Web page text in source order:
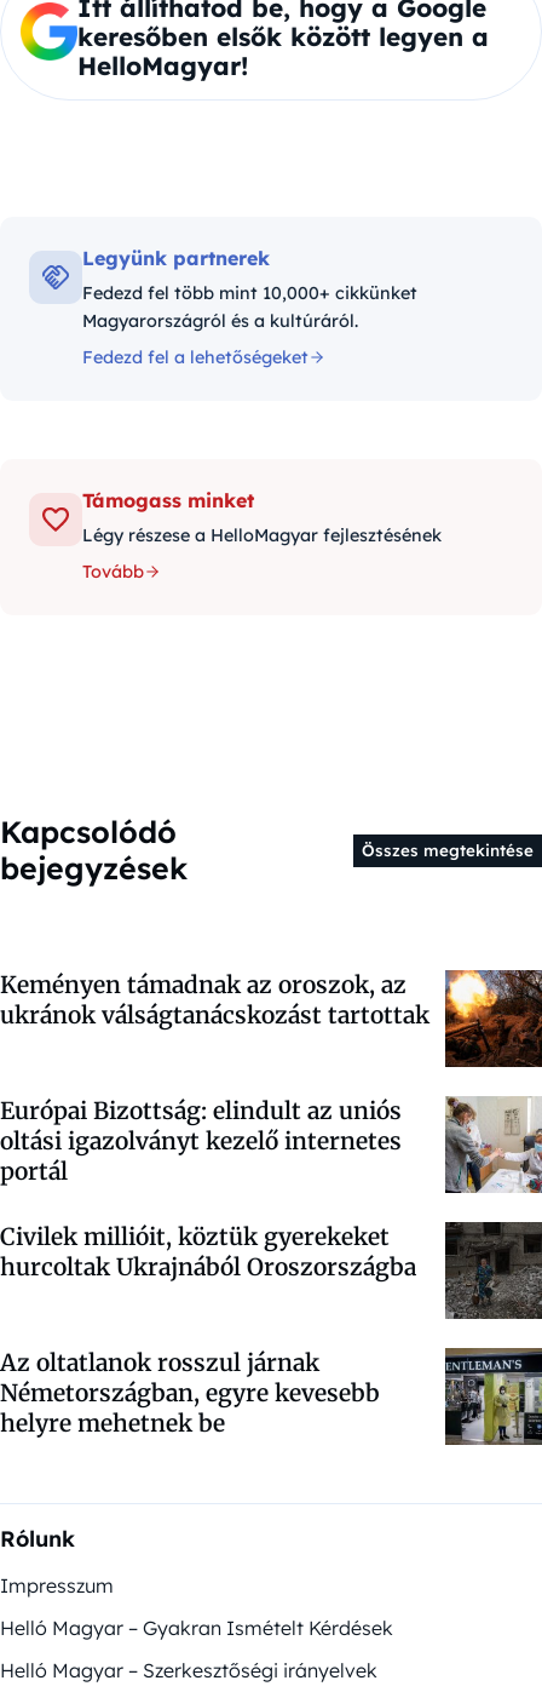
Itt állíthatod be, hogy a Google
keresőben elsők között legyen a
HelloMagyar!
Legyünk partnerek
Fedezd fel több mint 10,000+ cikkünket
Magyarországról és a kultúráról.
Fedezd fel a lehetőségeket
Támogass minket
Légy részese a HelloMagyar fejlesztésének
Tovább
Kapcsolódó
bejegyzések
Összes megtekintése
Keményen támadnak az oroszok, az
ukránok válságtanácskozást tartottak
Európai Bizottság: elindult az uniós
oltási igazolványt kezelő internetes
portál
Civilek millióit, köztük gyerekeket
hurcoltak Ukrajnából Oroszországba
Az oltatlanok rosszul járnak
Németországban, egyre kevesebb
helyre mehetnek be
Rólunk
Impresszum
Helló Magyar – Gyakran Ismételt Kérdések
Helló Magyar – Szerkesztőségi irányelvek